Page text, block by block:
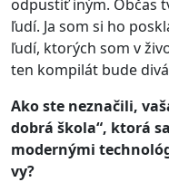
odpustiť iným. Občas
ľudí. Ja som si ho
ľudí, ktorých som v
ten kompilát bude
Ako ste neznačili,
dobrá škola“, ktorá
modernými
vy?